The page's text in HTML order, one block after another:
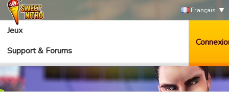
Français
Jeux
Support & Forums